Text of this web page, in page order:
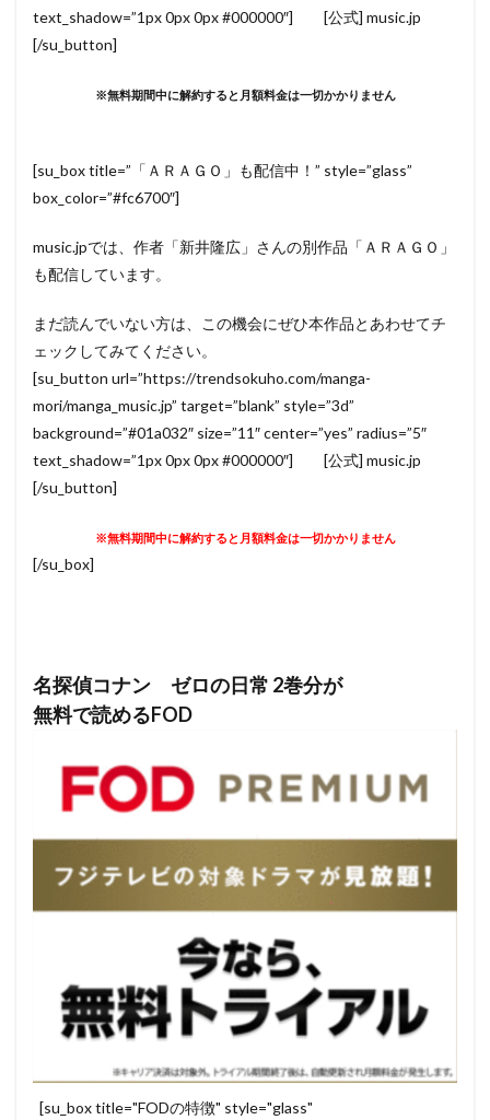
text_shadow=”1px 0px 0px #000000″] [公式] music.jp
[/su_button]
※無料期間中に解約すると月額料金は一切かかりません
[su_box title=”「ＡＲＡＧＯ」も配信中！” style=”glass”
box_color=”#fc6700″]
music.jpでは、作者「新井隆広」さんの別作品「ＡＲＡＧＯ」
も配信しています。
まだ読んでいない方は、この機会にぜひ本作品とあわせてチ
ェックしてみてください。
[su_button url=”https://trendsokuho.com/manga-
mori/manga_music.jp” target=”blank” style=”3d”
background=”#01a032″ size=”11″ center=”yes” radius=”5″
text_shadow=”1px 0px 0px #000000″] [公式] music.jp
[/su_button]
※無料期間中に解約すると月額料金は一切かかりません
[/su_box]
名探偵コナン ゼロの日常 2巻分が
無料で読めるFOD
[su_box title="FODの特徴" style="glass"